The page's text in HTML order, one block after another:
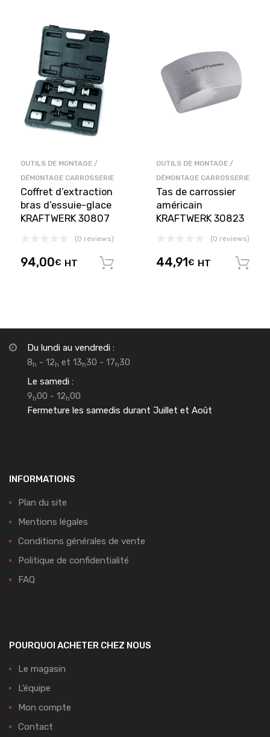
OUTILS DE MONTAGE /
DÉMONTAGE CARROSSERIE
Coffret d’extraction
bras d’essuie-glace
KRAFTWERK 30807
(0 reviews)
94,00€ HT Ajouter au panier
OUTILS DE MONTAGE /
DÉMONTAGE CARROSSERIE
Tas de carrossier
américain
KRAFTWERK 30823
(0 reviews)
44,91 € HT
Du lundi au vendredi :
8h - 12h et 13h30 - 17h30
Le samedi :
9h00 - 12h00
Fermeture les samedis durant Juillet et Août
INFORMATIONS
Plan du site
Mentions légales
Conditions générales de vente
Politique de confidentialité
FAQ
POURQUOI ACHETER CHEZ NOUS
Le magasin
L’équipe
Mon compte
Contact